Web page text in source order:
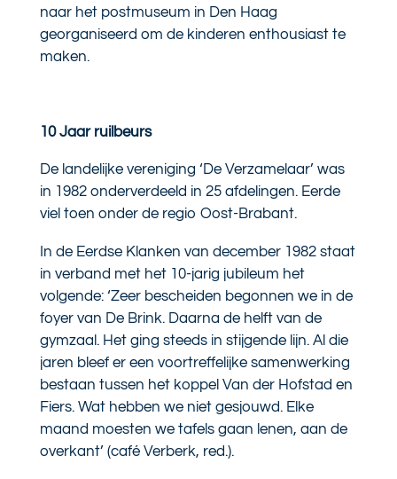
naar het postmuseum in Den Haag
georganiseerd om de kinderen enthousiast te
maken.
10 Jaar ruilbeurs
De landelijke vereniging ‘De Verzamelaar’ was
in 1982 onderverdeeld in 25 afdelingen. Eerde
viel toen onder de regio Oost-Brabant.
In de Eerdse Klanken van december 1982 staat
in verband met het 10-jarig jubileum het
volgende: ‘Zeer bescheiden begonnen we in de
foyer van De Brink. Daarna de helft van de
gymzaal. Het ging steeds in stijgende lijn. Al die
jaren bleef er een voortreffelijke samenwerking
bestaan tussen het koppel Van der Hofstad en
Fiers. Wat hebben we niet gesjouwd. Elke
maand moesten we tafels gaan lenen, aan de
overkant’ (café Verberk, red.).